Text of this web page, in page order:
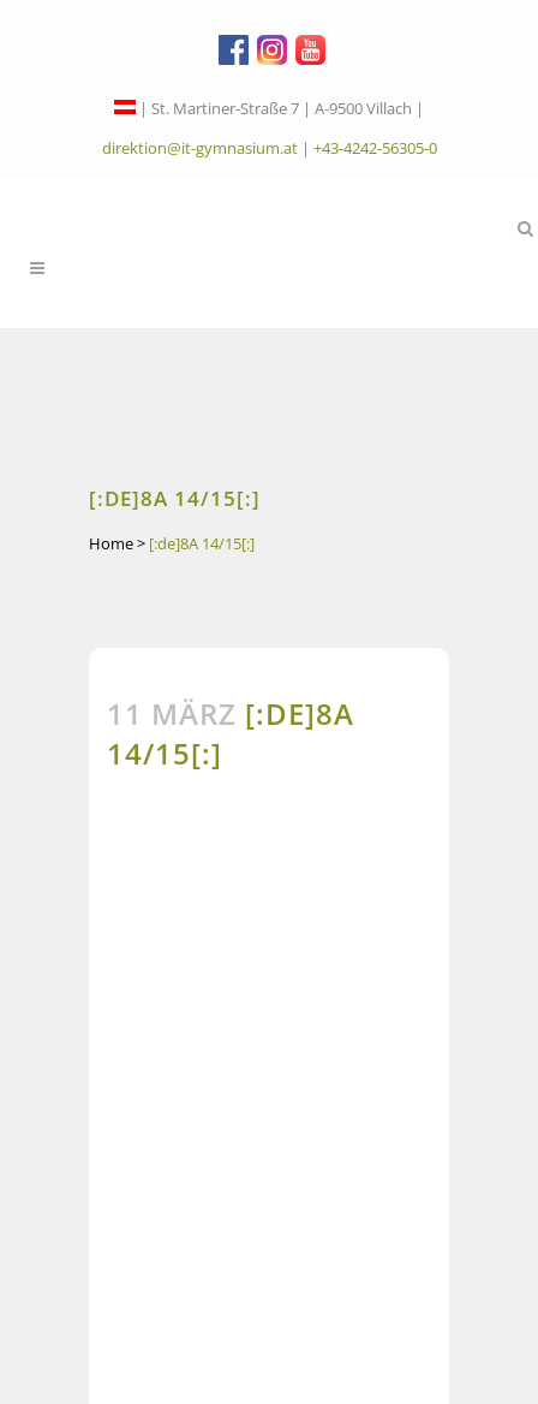
| St. Martiner-Straße 7 | A-9500 Villach |
direktion@it-gymnasium.at| +43-4242-56305-0
[:DE]8A 14/15[:]
Home> [:de]8A 14/15[:]
11 MÄRZ [:DE]8A
14/15[:]